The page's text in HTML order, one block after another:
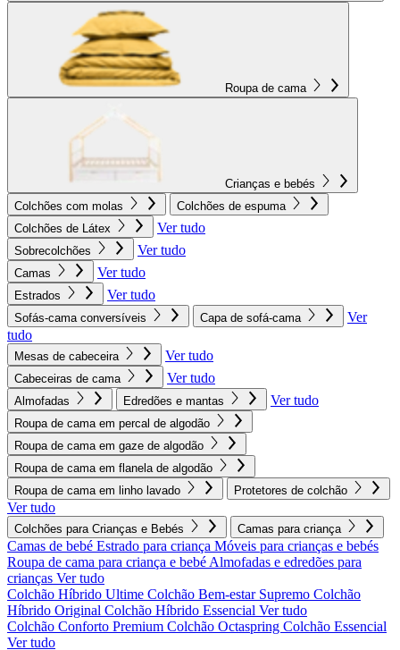
Roupa de cama
Crianças e bebés
Colchões com molas
Colchões de espuma
Colchões de Látex
Ver tudo
Sobrecolchões Ver tudo
Camas Ver tudo
Estrados Ver tudo
Sofás-cama conversíveis Capa de sofá-cama
Ver
tudo
Mesas de cabeceira Ver tudo
Cabeceiras de cama Ver tudo
Almofadas Edredões e mantas Ver tudo
Roupa de cama em percal de algodão
Roupa de cama em gaze de algodão
Roupa de cama em flanela de algodão
Roupa de cama em linho lavado
Protetores de colchão
Ver tudo
Colchões para Crianças e Bebés Camas para criança
Camas de bebé Estrado para criança Móveis para crianças e bebés
Roupa de cama para criança e bebé Almofadas e edredões para
crianças Ver tudo
Colchão Híbrido Ultime Colchão Bem-estar Supremo Colchão
Híbrido Original Colchão Híbrido Essencial Ver tudo
Colchão Conforto Premium Colchão Octaspring Colchão Essencial
Ver tudo